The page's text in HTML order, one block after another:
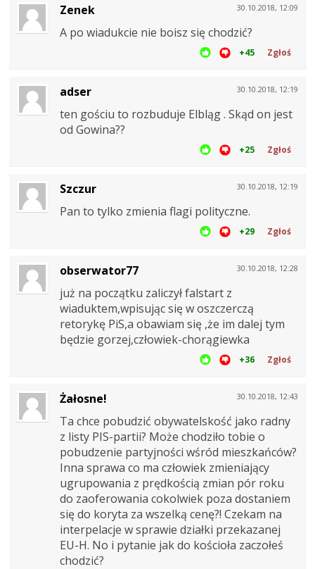
30.10.2018, 12:09
Zenek
A po wiadukcie nie boisz się chodzić?
+45 Zgłoś
30.10.2018, 12:19
adser
ten gościu to rozbuduje Elbląg . Skąd on jest
od Gowina??
+25 Zgłoś
30.10.2018, 12:19
Szczur
Pan to tylko zmienia flagi polityczne.
+29 Zgłoś
30.10.2018, 12:28
obserwator77
już na początku zaliczył falstart z
wiaduktem,wpisując się w oszczerczą
retorykę PiS,a obawiam się ,że im dalej tym
będzie gorzej,człowiek-chorągiewka
+36 Zgłoś
30.10.2018, 12:43
Żałosne!
Ta chce pobudzić obywatelskość jako radny
z listy PIS-partii? Może chodziło tobie o
pobudzenie partyjności wśród mieszkańców?
Inna sprawa co ma człowiek zmieniający
ugrupowania z prędkością zmian pór roku
do zaoferowania cokolwiek poza dostaniem
się do koryta za wszelką cenę?! Czekam na
interpelacje w sprawie działki przekazanej
EU-H. No i pytanie jak do kościoła zaczołeś
chodzić?